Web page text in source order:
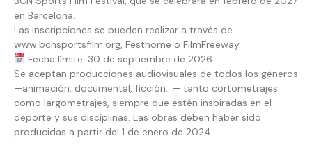
en Barcelona.
Las inscripciones se pueden realizar a través de
www.bcnsportsfilm.org, Festhome o FilmFreeway.
Fecha límite: 30 de septiembre de 2026
Se aceptan producciones audiovisuales de todos los géneros
—animación, documental, ficción…— tanto cortometrajes
como largometrajes, siempre que estén inspiradas en el
deporte y sus disciplinas. Las obras deben haber sido
producidas a partir del 1 de enero de 2024.